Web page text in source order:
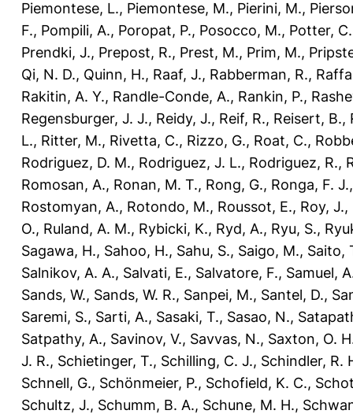
Piemontese, L., Piemontese, M., Pierini, M.,
F., Pompili, A., Poropat, P., Posocco, M., Potter,
Prendki, J., Prepost, R., Prest, M., Prim, M.,
Qi, N. D., Quinn, H., Raaf, J., Rabberman, R.,
Rakitin, A. Y., Randle-Conde, A., Rankin, P.,
Regensburger, J. J., Reidy, J., Reif, R., Reisert, B.,
L., Ritter, M., Rivetta, C., Rizzo, G., Roat, C.,
Rodriguez, D. M., Rodriguez, J. L., Rodriguez, R.,
Romosan, A., Ronan, M. T., Rong, G., Ronga, F. J.
Rostomyan, A., Rotondo, M., Roussot, E., Roy, J.,
O., Ruland, A. M., Rybicki, K., Ryd, A., Ryu, S.,
Sagawa, H., Sahoo, H., Sahu, S., Saigo, M., Saito,
Salnikov, A. A., Salvati, E., Salvatore, F., Samuel,
Sands, W., Sands, W. R., Sanpei, M., Santel, D.,
Saremi, S., Sarti, A., Sasaki, T., Sasao, N.,
Satpathy, A., Savinov, V., Savvas, N., Saxton, O.
J. R., Schietinger, T., Schilling, C. J., Schindler, R.
Schnell, G., Schönmeier, P., Schofield, K. C.,
Schultz, J., Schumm, B. A., Schune, M. H.,